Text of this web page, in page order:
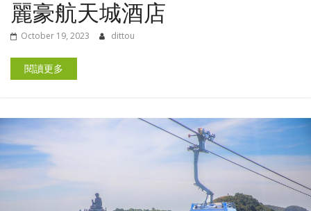
麗豪航天城酒店
October 19, 2023 dittou
閱讀更多